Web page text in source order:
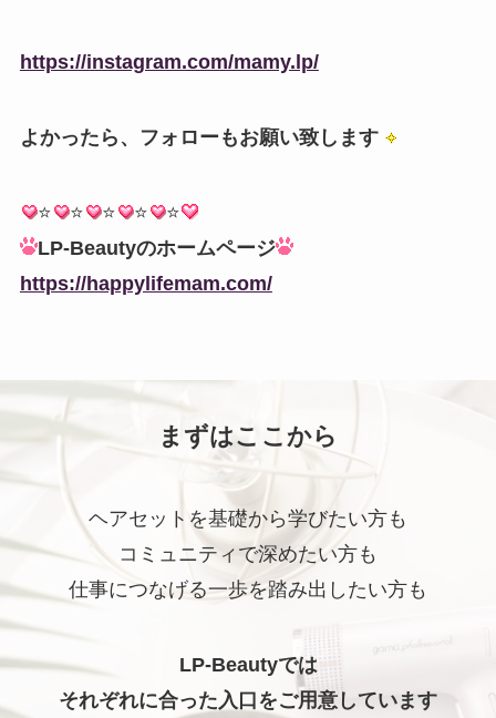
https://instagram.com/mamy.lp/
よかったら、フォローもお願い致します
⭐️ ⭐️ ⭐️ ⭐️
⭐️
LP-Beautyのホームページ
https://happylifemam.com/
まずはここから
ヘアセットを基礎から学びたい方も
コミュニティで深めたい方も
仕事につなげる一歩を踏み出したい方も
LP-Beautyでは
それぞれに合った入口をご用意しています